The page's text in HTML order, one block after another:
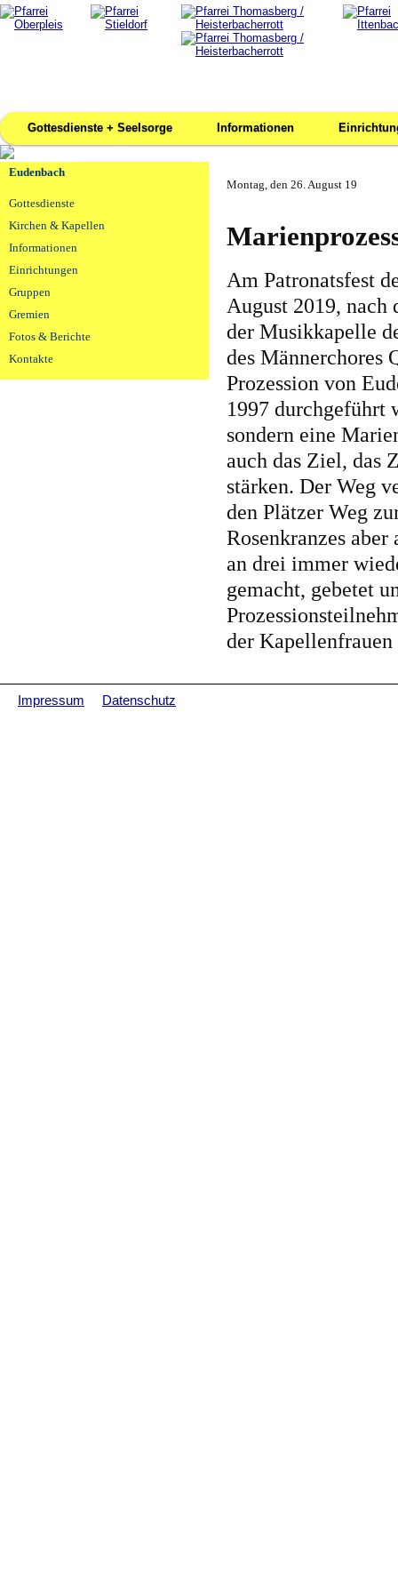
Gottesdienste + Seelsorge Informationen
Eudenbach
Gottesdienste
Kirchen & Kapellen
Informationen
Einrichtungen
Gruppen
Gremien
Fotos & Berichte
Kontakte
Montag, den 26. August 19
Am Patronatsfest
August 2019, nach
der Musikkapelle
des Männerchores
Prozession von
1997 durchgeführt
sondern eine
auch das Ziel, das
stärken. Der Weg
den Plätzer Weg
Rosenkranzes
an drei immer
gemacht, gebetet
der
Impressum Datenschutz